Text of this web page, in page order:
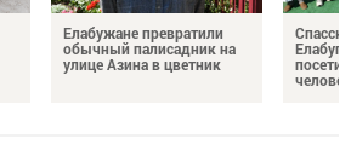
Елабужане превратили
обычный палисадник на
улице Азина в цветник
человек